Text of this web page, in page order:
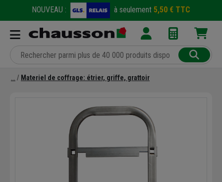
NOUVEAU : à seulement 5,50 € TTC
Materiel de coffrage: étrier, griffe, grattoir